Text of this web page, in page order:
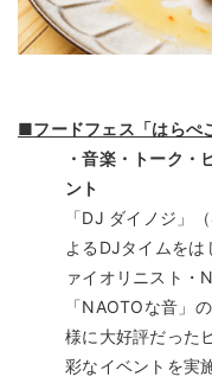
■フードフェス「はらぺ
・音楽・トーク・
ント
「DJ ダイノジ」
よるDJタイムを
ァイオリニスト・
「NAOTOな音」
様に大好評だった
彩なイベントを実